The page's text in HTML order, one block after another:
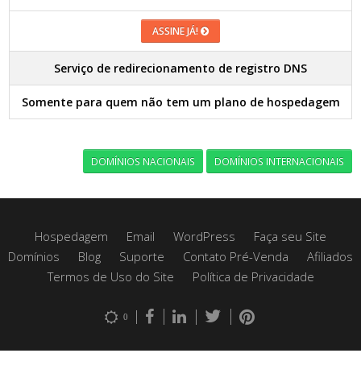
ASSINE JÁ!
Serviço de redirecionamento de registro DNS
Somente para quem não tem um plano de hospedagem
DOMÍNIOS NACIONAIS DOMÍNIOS INTERNACIONAIS
Hospedagem Email WordPress
Faça seu Site
Domínios
Blog Suporte Contato Pré-Venda
Afiliados
Termos de Uso do Site
Política de Privacidade
0